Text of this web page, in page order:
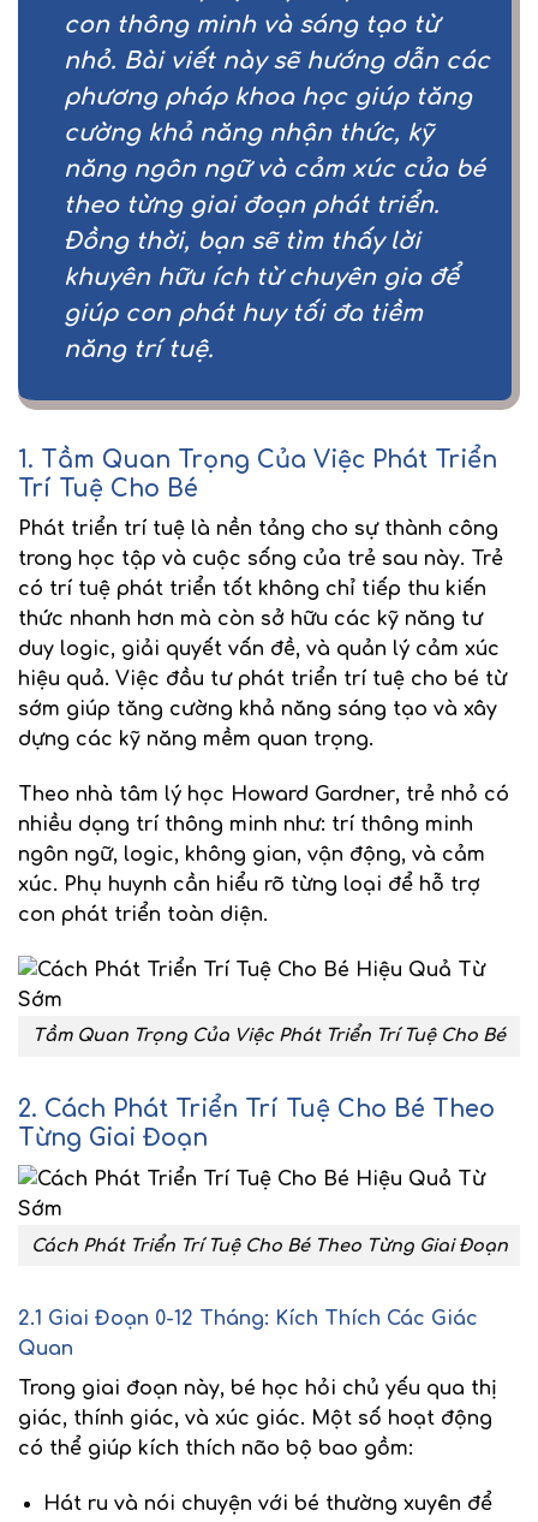
con thông minh và sáng tạo từ
nhỏ. Bài viết này sẽ hướng dẫn các
phương pháp khoa học giúp tăng
cường khả năng nhận thức, kỹ
năng ngôn ngữ và cảm xúc của bé
theo từng giai đoạn phát triển.
Đồng thời, bạn sẽ tìm thấy lời
khuyên hữu ích từ chuyên gia để
giúp con phát huy tối đa tiềm
năng trí tuệ.
1. Tầm Quan Trọng Của Việc Phát Triển
Trí Tuệ Cho Bé
Phát triển trí tuệ là nền tảng cho sự thành công
trong học tập và cuộc sống của trẻ sau này. Trẻ
có trí tuệ phát triển tốt không chỉ tiếp thu kiến
thức nhanh hơn mà còn sở hữu các kỹ năng tư
duy logic, giải quyết vấn đề, và quản lý cảm xúc
hiệu quả. Việc đầu tư phát triển trí tuệ cho bé từ
sớm giúp tăng cường khả năng sáng tạo và xây
dựng các kỹ năng mềm quan trọng.
Theo nhà tâm lý học Howard Gardner, trẻ nhỏ có
nhiều dạng trí thông minh như: trí thông minh
ngôn ngữ, logic, không gian, vận động, và cảm
xúc. Phụ huynh cần hiểu rõ từng loại để hỗ trợ
con phát triển toàn diện.
Tầm Quan Trọng Của Việc Phát Triển Trí Tuệ Cho Bé
2. Cách Phát Triển Trí Tuệ Cho Bé Theo
Từng Giai Đoạn
Cách Phát Triển Trí Tuệ Cho Bé Theo Từng Giai Đoạn
2.1 Giai Đoạn 0-12 Tháng: Kích Thích Các Giác
Quan
Trong giai đoạn này, bé học hỏi chủ yếu qua thị
giác, thính giác, và xúc giác. Một số hoạt động
có thể giúp kích thích não bộ bao gồm:
Hát ru và nói chuyện với bé thường xuyên để